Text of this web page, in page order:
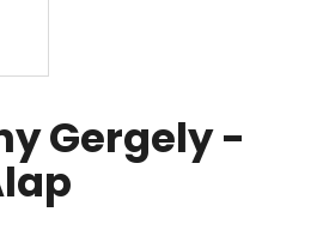
Gergely -